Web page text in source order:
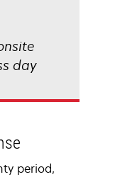
day
period,